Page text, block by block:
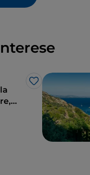
Me gusta